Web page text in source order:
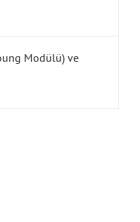
Modülü) ve